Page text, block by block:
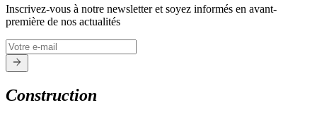
Inscrivez-vous à notre newsletter et soyez informés en avant-
première de nos actualités
Construction